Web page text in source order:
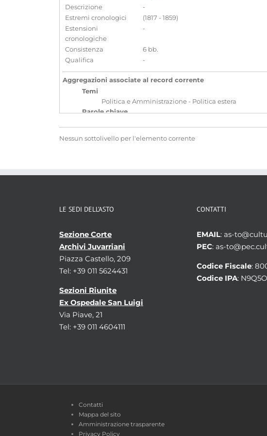
Descrizione
-
Estremi cronologici
(1817 - 1859)
Estensioni
cronologiche
-
Consistenza
6 bb.
Qualifica
-
Aggregazioni associate al record corrente
Temi
Politica e Amministrazione - Politica estera
Parole chiave
Nessun sottolivello per l'elemento corrente
LE SEDI DELL’ASTO
Sezione Corte
Archivi Juvarriani
Piazza Castello, 209
Tel: +39 011 5624431
Sezioni Riunite
Ex Ospedale San Luigi
Via Piave, 21
Tel: +39 011 4604111
CONTATTI
EMAIL: as-
PEC: as-
Codice Fiscale:
Codice IPA:
Contatti
Mappa del sito
Amministrazione trasparente
Privacy Policy